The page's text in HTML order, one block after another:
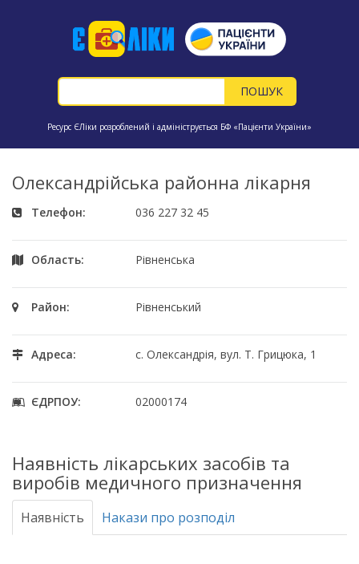
Ресурс ЄЛіки розроблений і адмініструється БФ «Пацієнти України»
Олександрійська районна лікарня
Телефон: 036 227 32 45
Область: Рівненська
Район: Рівненський
Адреса: с. Олександрія, вул. Т. Грицюка, 1
ЄДРПОУ: 02000174
Наявність лікарських засобів та
виробів медичного призначення
Наявність Накази про розподіл